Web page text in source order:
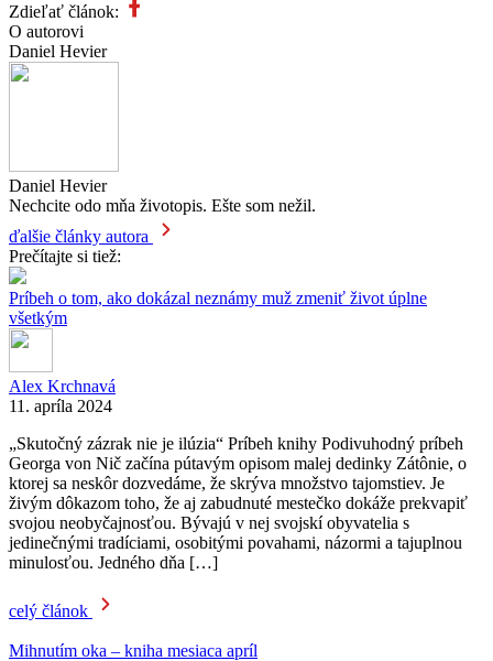
Zdieľať článok:
O autorovi
Daniel Hevier
Daniel Hevier
Nechcite odo mňa životopis. Ešte som nežil.
ďalšie články autora
Prečítajte si tiež:
Príbeh o tom, ako dokázal neznámy muž zmeniť život úplne
všetkým
Alex Krchnavá
11. apríla 2024
„Skutočný zázrak nie je ilúzia“ Príbeh knihy Podivuhodný príbeh
Georga von Nič začína pútavým opisom malej dedinky Zátônie, o
ktorej sa neskôr dozvedáme, že skrýva množstvo tajomstiev. Je
živým dôkazom toho, že aj zabudnuté mestečko dokáže prekvapiť
svojou neobyčajnosťou. Bývajú v nej svojskí obyvatelia s
jedinečnými tradíciami, osobitými povahami, názormi a tajuplnou
minulosťou. Jedného dňa […]
celý článok
Mihnutím oka – kniha mesiaca apríl